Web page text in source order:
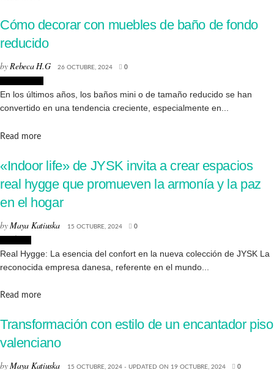
Cómo decorar con muebles de baño de fondo
reducido
byRebeca H.G 26 OCTUBRE, 2024 0
En los últimos años, los baños mini o de tamaño reducido se han
convertido en una tendencia creciente, especialmente en...
Read moreDetails
«Indoor life» de JYSK invita a crear espacios
real hygge que promueven la armonía y la paz
en el hogar
byMaya Katiuska 15 OCTUBRE, 2024 0
Real Hygge: La esencia del confort en la nueva colección de JYSK La
reconocida empresa danesa, referente en el mundo...
Read moreDetails
Transformación con estilo de un encantador piso
valenciano
byMaya Katiuska 15 OCTUBRE, 2024 - UPDATED ON 19 OCTUBRE, 2024 0